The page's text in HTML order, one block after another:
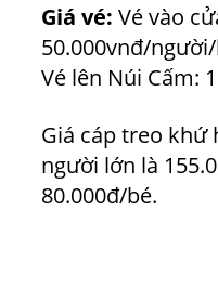
Giá vé: Vé vào
50.000vnđ/
Vé lên Núi Cấm:
Giá cáp treo khứ
người lớn là
80.000đ/bé.